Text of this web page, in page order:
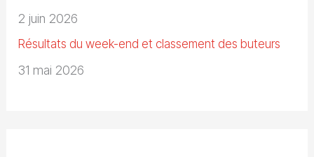
2 juin 2026
Résultats du week-end et classement des buteurs
31 mai 2026